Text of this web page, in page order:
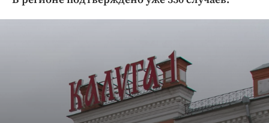
Криминал
Общество
Погода
Праздники